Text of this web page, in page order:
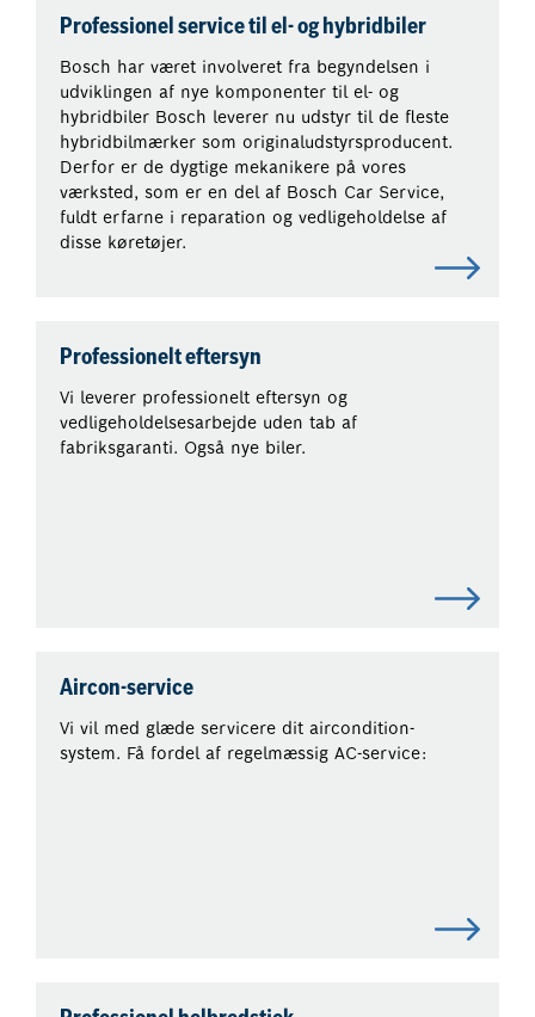
Professionel service til el- og hybridbiler
Bosch har været involveret fra begyndelsen i
udviklingen af nye komponenter til el- og
hybridbiler Bosch leverer nu udstyr til de fleste
hybridbilmærker som originaludstyrsproducent.
Derfor er de dygtige mekanikere på vores
værksted, som er en del af Bosch Car Service,
fuldt erfarne i reparation og vedligeholdelse af
disse køretøjer.
Professionelt eftersyn
Vi leverer professionelt eftersyn og
vedligeholdelsesarbejde uden tab af
fabriksgaranti. Også nye biler.
Aircon-service
Vi vil med glæde servicere dit aircondition-
system. Få fordel af regelmæssig AC-service: